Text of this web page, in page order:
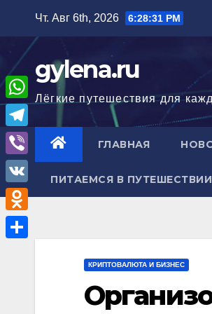
содержимому
Чт. Авг 6th, 2026 6:28:33 PM
gylena.ru
Лёгкие путешествия для
ГЛАВНАЯ
ПИТАЕМСЯ В ПУТЕШЕСТВИИ
КРИПТОВАЛЮТА И БИЗНЕС
W
h
a
A
T
e
l
e
g
V
i
b
e
V
K
O